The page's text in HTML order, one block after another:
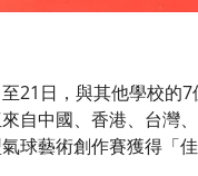
21日，與其他學校的
中國、香港、台灣
藝術創作賽獲得「佳